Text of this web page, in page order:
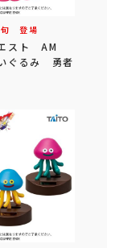
登場
エスト AM
ぐるみ 勇者